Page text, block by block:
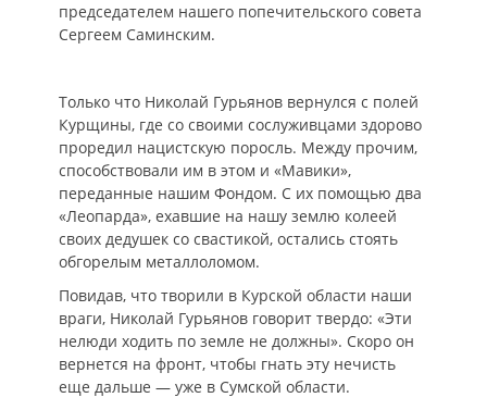
председателем нашего попечительского совета
Сергеем Саминским.
Только что Николай Гурьянов вернулся с полей
Курщины, где со своими сослуживцами здорово
проредил нацистскую поросль. Между прочим,
способствовали им в этом и «Мавики»,
переданные нашим Фондом. С их помощью два
«Леопарда», ехавшие на нашу землю колеей
своих дедушек со свастикой, остались стоять
обгорелым металлоломом.
Повидав, что творили в Курской области наши
враги, Николай Гурьянов говорит твердо: «Эти
нелюди ходить по земле не должны». Скоро он
вернется на фронт, чтобы гнать эту нечисть
еще дальше — уже в Сумской области.